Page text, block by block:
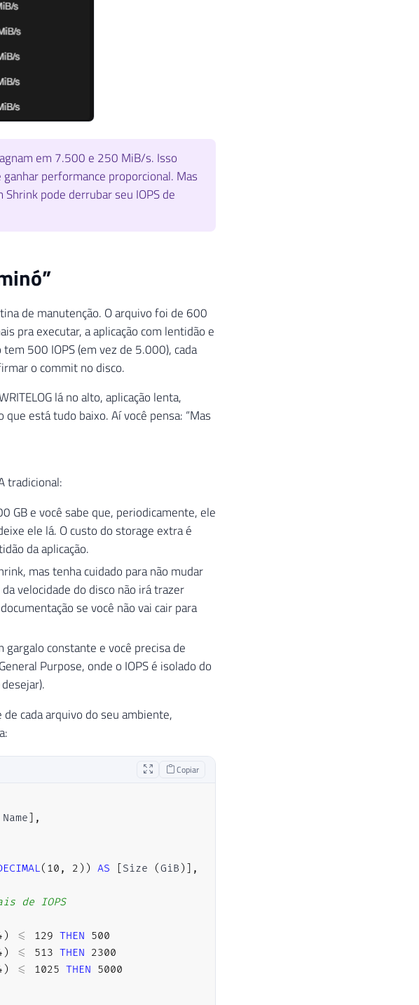
em 7.500 e 250 MiB/s. Isso
performance proporcional. Mas
pode derrubar seu IOPS de
de manutenção. O arquivo foi de 600
pra executar, a aplicação com lentidão e
500 IOPS (em vez de 5.000), cada
o commit no disco.
lá no alto, aplicação lenta,
está tudo baixo. Aí você pensa: “Mas
tradicional:
GB e você sabe que, periodicamente, ele
ele lá. O custo do storage extra é
da aplicação.
mas tenha cuidado para não mudar
velocidade do disco não irá trazer
se você não vai cair para
constante e você precisa de
Purpose, onde o IOPS é isolado do
cada arquivo do seu ambiente,
Copiar
Name
,
( 10 , 2 ) ) AS Size (GiB ) ,
de IOPS
) <= 129 THEN 500
) <= 513 THEN 2300
) <= 1025 THEN 5000